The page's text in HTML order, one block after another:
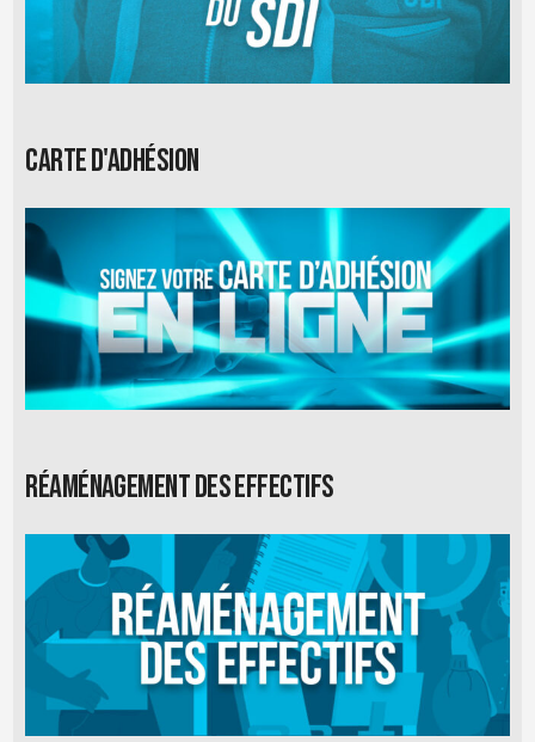
Carte d'adhésion
Réaménagement des effectifs